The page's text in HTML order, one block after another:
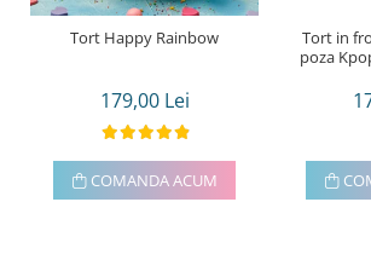
Tort Happy Rainbow
179,00 Lei
COMANDA ACUM
Tort in frosting dreptunghi
poza